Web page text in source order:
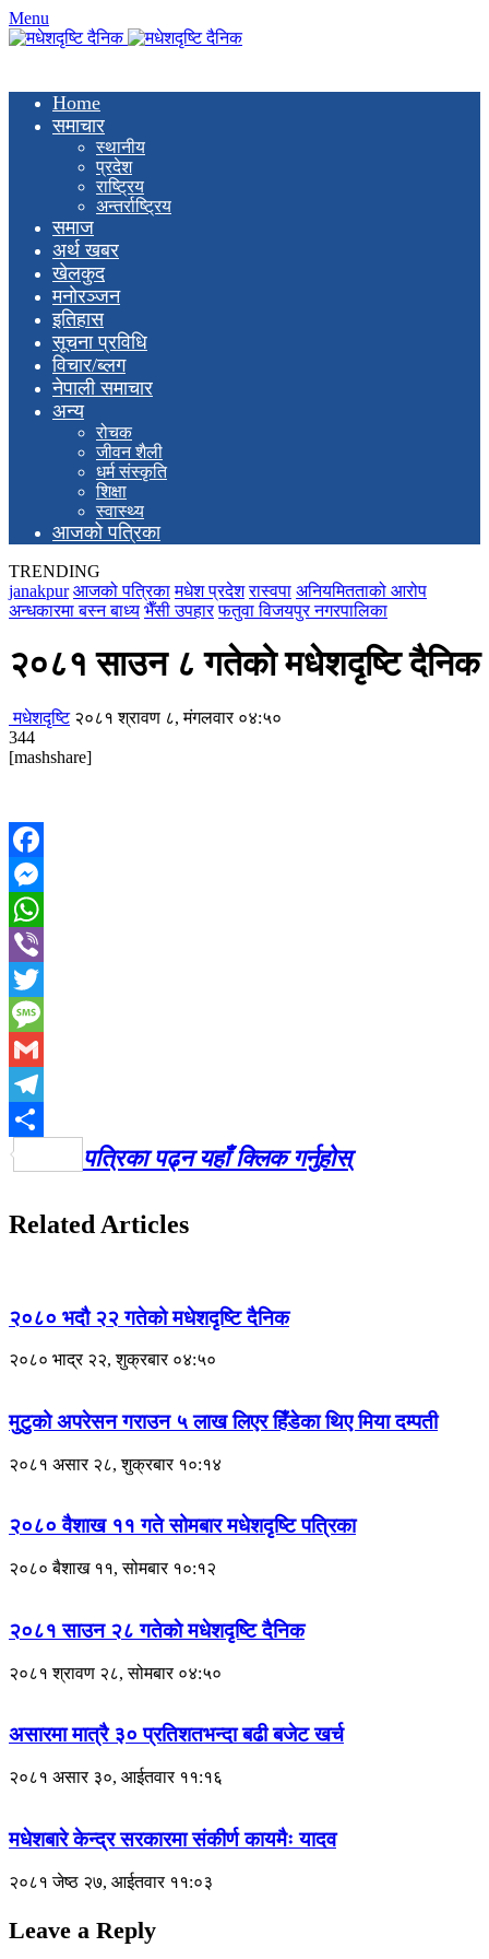
Menu
Home
समाचार
स्थानीय
प्रदेश
राष्ट्रिय
अन्तर्राष्ट्रिय
समाज
अर्थ खबर
खेलकुद
मनाेरञ्जन
इतिहास
सूचना प्रविधि
विचार/ब्लग
नेपाली समाचार
अन्य
रोचक
जीवन शैली
धर्म संस्कृति
शिक्षा
स्वास्थ्य
आजको पत्रिका
TRENDING
janakpur आजको पत्रिका मधेश प्रदेश रास्वपा अनियमितताको आरोप
अन्धकारमा बस्न बाध्य भैँसी उपहार फतुवा विजयपुर नगरपालिका
२०८१ साउन ८ गतेको मधेशदृष्टि दैनिक
मधेशदृष्टि २०८१ श्रावण ८, मंगलवार ०४:५०
344
[mashshare]
Facebook
Messenger
WhatsApp
Viber
Twitter
Message
Gmail
Telegram
Share
पत्रिका पढ्न यहाँ क्लिक गर्नुहाेस्
Related Articles
२०८० भदौ २२ गतेको मधेशदृष्टि दैनिक
२०८० भाद्र २२, शुक्रबार ०४:५०
मुटुको अपरेसन गराउन ५ लाख लिएर हिँडेका थिए मिया दम्पती
२०८१ असार २८, शुक्रबार १०:१४
२०८० वैशाख ११ गते सोमबार मधेशदृष्टि पत्रिका
२०८० बैशाख ११, सोमबार १०:१२
२०८१ साउन २८ गतेकाे मधेशदृष्टि दैनिक
२०८१ श्रावण २८, सोमबार ०४:५०
असारमा मात्रै ३० प्रतिशतभन्दा बढी बजेट खर्च
२०८१ असार ३०, आईतवार ११:१६
मधेशबारे केन्द्र सरकारमा संकीर्ण कायमैः यादव
२०८१ जेष्ठ २७, आईतवार ११:०३
Leave a Reply